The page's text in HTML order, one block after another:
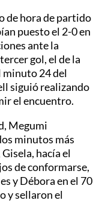
de hora de partido
puesto el 2-0 en
ante la
gol, el de la
minuto 24 del
siguió realizando
el encuentro.
Megumi
minutos más
hacía el
de conformarse,
y Débora en el 70
y sellaron el